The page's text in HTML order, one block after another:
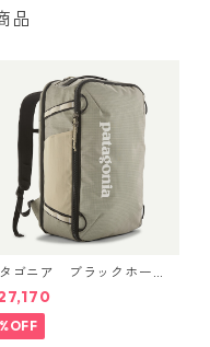
品
ゴニア ブラックホー
ミニ・MLC 30L Weather
Stone 49266 日本正規品